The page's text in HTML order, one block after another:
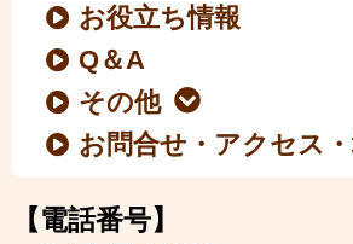
お役立ち情報
Q＆A
その他
お問合せ・アクセス
【電話番号】